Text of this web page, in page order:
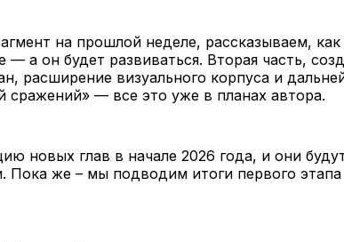
на прошлой неделе, рассказываем, как
— а он будет развиваться. Вторая часть,
расширение визуального корпуса и
сражений» — все это уже в планах автора.
новых глав в начале 2026 года, и они
Пока же – мы подводим итоги первого этапа